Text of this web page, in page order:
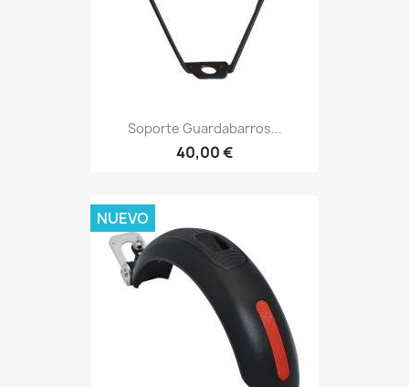
Soporte Guardabarros...
40,00 €
NUEVO